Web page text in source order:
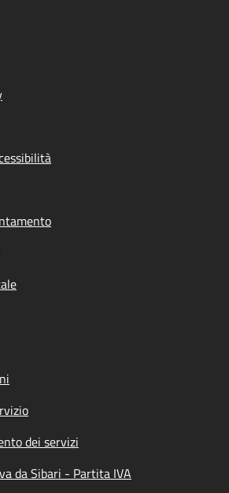
dei servizi
da Sibari - Partita IVA